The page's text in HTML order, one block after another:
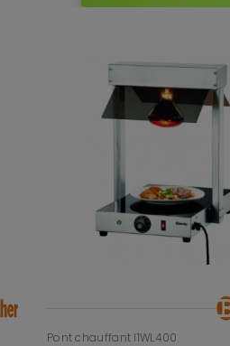
Pont chauffant I1WL400